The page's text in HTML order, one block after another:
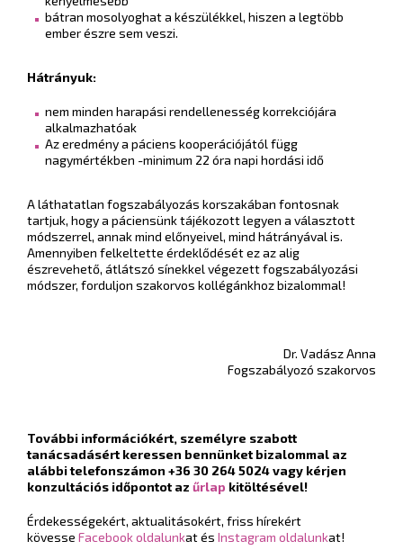
bátran mosolyoghat a készülékkel, hiszen a legtöbb
ember észre sem veszi.
Hátrányuk:
nem minden harapási rendellenesség korrekciójára
alkalmazhatóak
Az eredmény a páciens kooperációjától függ
nagymértékben -minimum 22 óra napi hordási idő
A láthatatlan fogszabályozás korszakában fontosnak
tartjuk, hogy a páciensünk tájékozott legyen a választott
módszerrel, annak mind előnyeivel, mind hátrányával is.
Amennyiben felkeltette érdeklődését ez az alig
észrevehető, átlátszó sínekkel végezett fogszabályozási
módszer, forduljon szakorvos kollégánkhoz bizalommal!
Dr. Vadász Anna
Fogszabályozó szakorvos
További információkért, személyre szabott
tanácsadásért keressen bennünket bizalommal az
alábbi telefonszámon +36 30 264 5024 vagy kérjen
konzultációs időpontot az űrlap kitöltésével!
Érdekességekért, aktualitásokért, friss hírekért
kövesse Facebook oldalunkat és Instagram oldalunkat!